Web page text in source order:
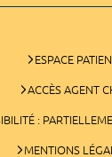
ESPACE
ACCÈS AGENT
:
MENTIONS